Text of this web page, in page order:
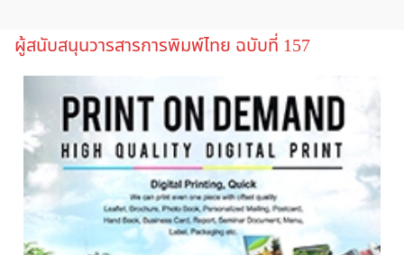
ผู้สนับสนุนวารสารการพิมพ์ไทย ฉบับที่ 157